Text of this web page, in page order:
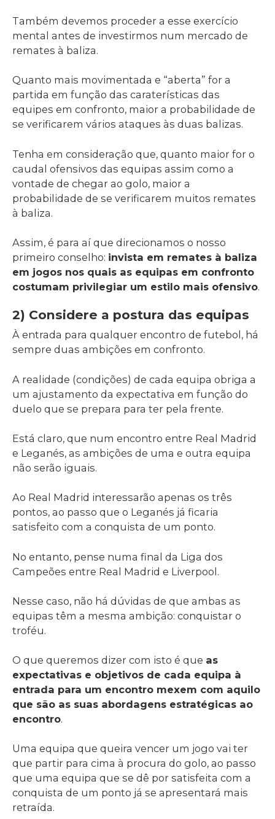
Também devemos proceder a esse exercício
mental antes de investirmos num mercado de
remates à baliza.
Quanto mais movimentada e “aberta” for a
partida em função das caraterísticas das
equipes em confronto, maior a probabilidade de
se verificarem vários ataques às duas balizas.
Tenha em consideração que, quanto maior for o
caudal ofensivos das equipas assim como a
vontade de chegar ao golo, maior a
probabilidade de se verificarem muitos remates
à baliza.
Assim, é para aí que direcionamos o nosso
primeiro conselho: invista em remates à baliza
em jogos nos quais as equipas em confronto
costumam privilegiar um estilo mais ofensivo.
2) Considere a postura das equipas
À entrada para qualquer encontro de futebol, há
sempre duas ambições em confronto.
A realidade (condições) de cada equipa obriga a
um ajustamento da expectativa em função do
duelo que se prepara para ter pela frente.
Está claro, que num encontro entre Real Madrid
e Leganés, as ambições de uma e outra equipa
não serão iguais.
Ao Real Madrid interessarão apenas os três
pontos, ao passo que o Leganés já ficaria
satisfeito com a conquista de um ponto.
No entanto, pense numa final da Liga dos
Campeões entre Real Madrid e Liverpool.
Nesse caso, não há dúvidas de que ambas as
equipas têm a mesma ambição: conquistar o
troféu.
O que queremos dizer com isto é que as
expectativas e objetivos de cada equipa à
entrada para um encontro mexem com aquilo
que são as suas abordagens estratégicas ao
encontro.
Uma equipa que queira vencer um jogo vai ter
que partir para cima à procura do golo, ao passo
que uma equipa que se dê por satisfeita com a
conquista de um ponto já se apresentará mais
retraída.